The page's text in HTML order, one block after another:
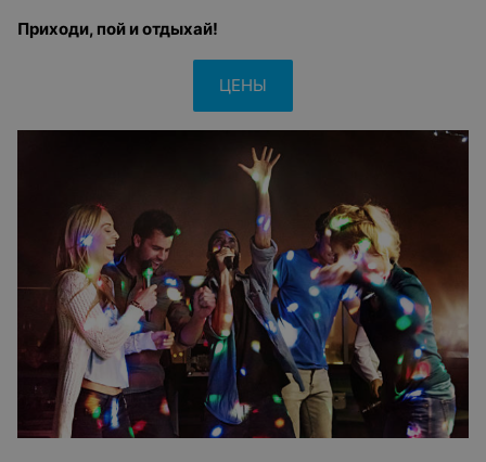
Приходи, пой и отдыхай!
ЦЕНЫ